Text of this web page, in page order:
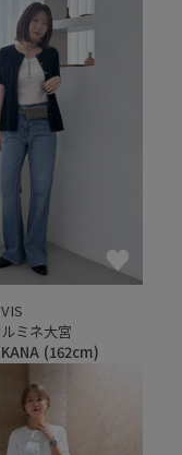
VIS
ルミネ大宮
KANA (162cm)